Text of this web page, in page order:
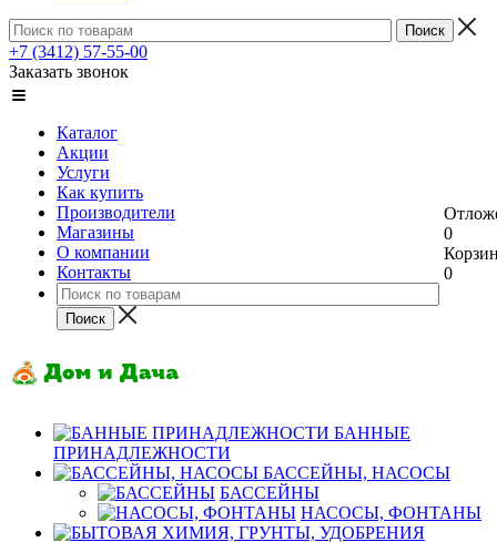
+7 (3412) 57-55-00
Заказать звонок
Каталог
Акции
Услуги
Как купить
Производители
Магазины
О компании
Контакты
0
0
БАННЫЕ
ПРИНАДЛЕЖНОСТИ
БАССЕЙНЫ, НАСОСЫ
БАССЕЙНЫ
НАСОСЫ, ФОНТАНЫ